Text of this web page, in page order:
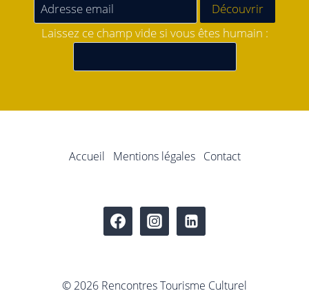
Laissez ce champ vide si vous êtes humain :
Accueil Mentions légales Contact
© 2026 Rencontres Tourisme Culturel